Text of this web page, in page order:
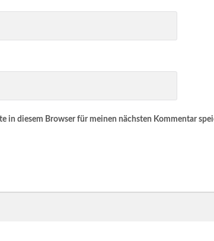
in diesem Browser für meinen nächsten Kommentar